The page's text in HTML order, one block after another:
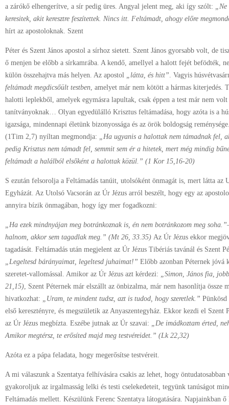
a zárókő elhengerítve, a sír pedig üres. Angyal jelent meg, aki így szólt: „Ne
keresitek, akit keresztre feszítettek. Nincs itt. Feltámadt, ahogy előre
hírt az apostoloknak. Szent
Péter és Szent János apostol a sírhoz sietett. Szent János gyorsabb volt, de
ő menjen be előbb a sírkamrába. A kendő, amellyel a halott fejét befödték,
külön összehajtva más helyen. Az apostol „látta, és hitt”. Vagyis
feltámadt megdicsőült testben, amelyet már nem kötött a hármas kiterjedés.
halotti leplekből, amelyek egymásra lapultak, csak éppen a test már nem
tanítványoknak… Olyan egyedülálló Krisztus feltámadása, hogy azóta is a
igazsága, mindennapi életünk bizonyossága és az örök boldogság
(1Tim 2,7) nyíltan megmondja: „Ha ugyanis a halottak nem támadnak fel,
pedig Krisztus nem támadt fel, semmit sem ér a hitetek, mert még mindig
feltámadt a halálból elsőként a halottak közül.” (1 Kor 15,16-20)
S ezután felsorolja a Feltámadás tanúit, utolsóként önmagát is, mert látta az
Egyházát. Az Utolsó Vacsorán az Úr Jézus arról beszélt, hogy egy az
annyira bízik önmagában, hogy így mer fogadkozni:
„Ha ezek mindnyájan meg botránkoznak is, én nem botránkozom meg
halnom, akkor sem tagadlak meg.” (Mt 26, 33.35) Az Úr Jézus ekkor
tagadását. Feltámadás után megjelent az Úr Jézus Tibériás tavánál és Szent
„Legeltesd bárányaimat, legeltesd juhaimat!” Előbb azonban Péternek jóvá
szeretet-vallomással. Amikor az Úr Jézus azt kérdezi: „Simon, János fia,
21,15), Szent Péternek már elszállt az önbizalma, már nem hasonlítja össze
hivatkozhat: „Uram, te mindent tudsz, azt is tudod, hogy szeretlek.”
első keresztényre, és megszületik az Anyaszentegyház. Ekkor kezdi el Szent
az Úr Jézus megbízta. Eszébe jutnak az Úr szavai: „De imádkoztam érted,
Amikor megtérsz, te erősíted majd meg testvéreidet.” (Lk 22,32)
Azóta ez a pápa feladata, hogy megerősítse testvéreit.
A mi válaszunk a Szentatya felhívására csakis az lehet, hogy
gyakoroljuk az irgalmasság lelki és testi cselekedeteit, tegyünk tanúságot
Feltámadás mellett. Készülünk Ferenc Szentatya látogatására. Napjainkban